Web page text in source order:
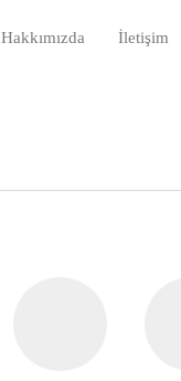
Hakkımızda İletişim